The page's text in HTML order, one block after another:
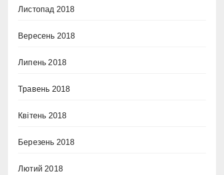
Листопад 2018
Вересень 2018
Липень 2018
Травень 2018
Квітень 2018
Березень 2018
Лютий 2018